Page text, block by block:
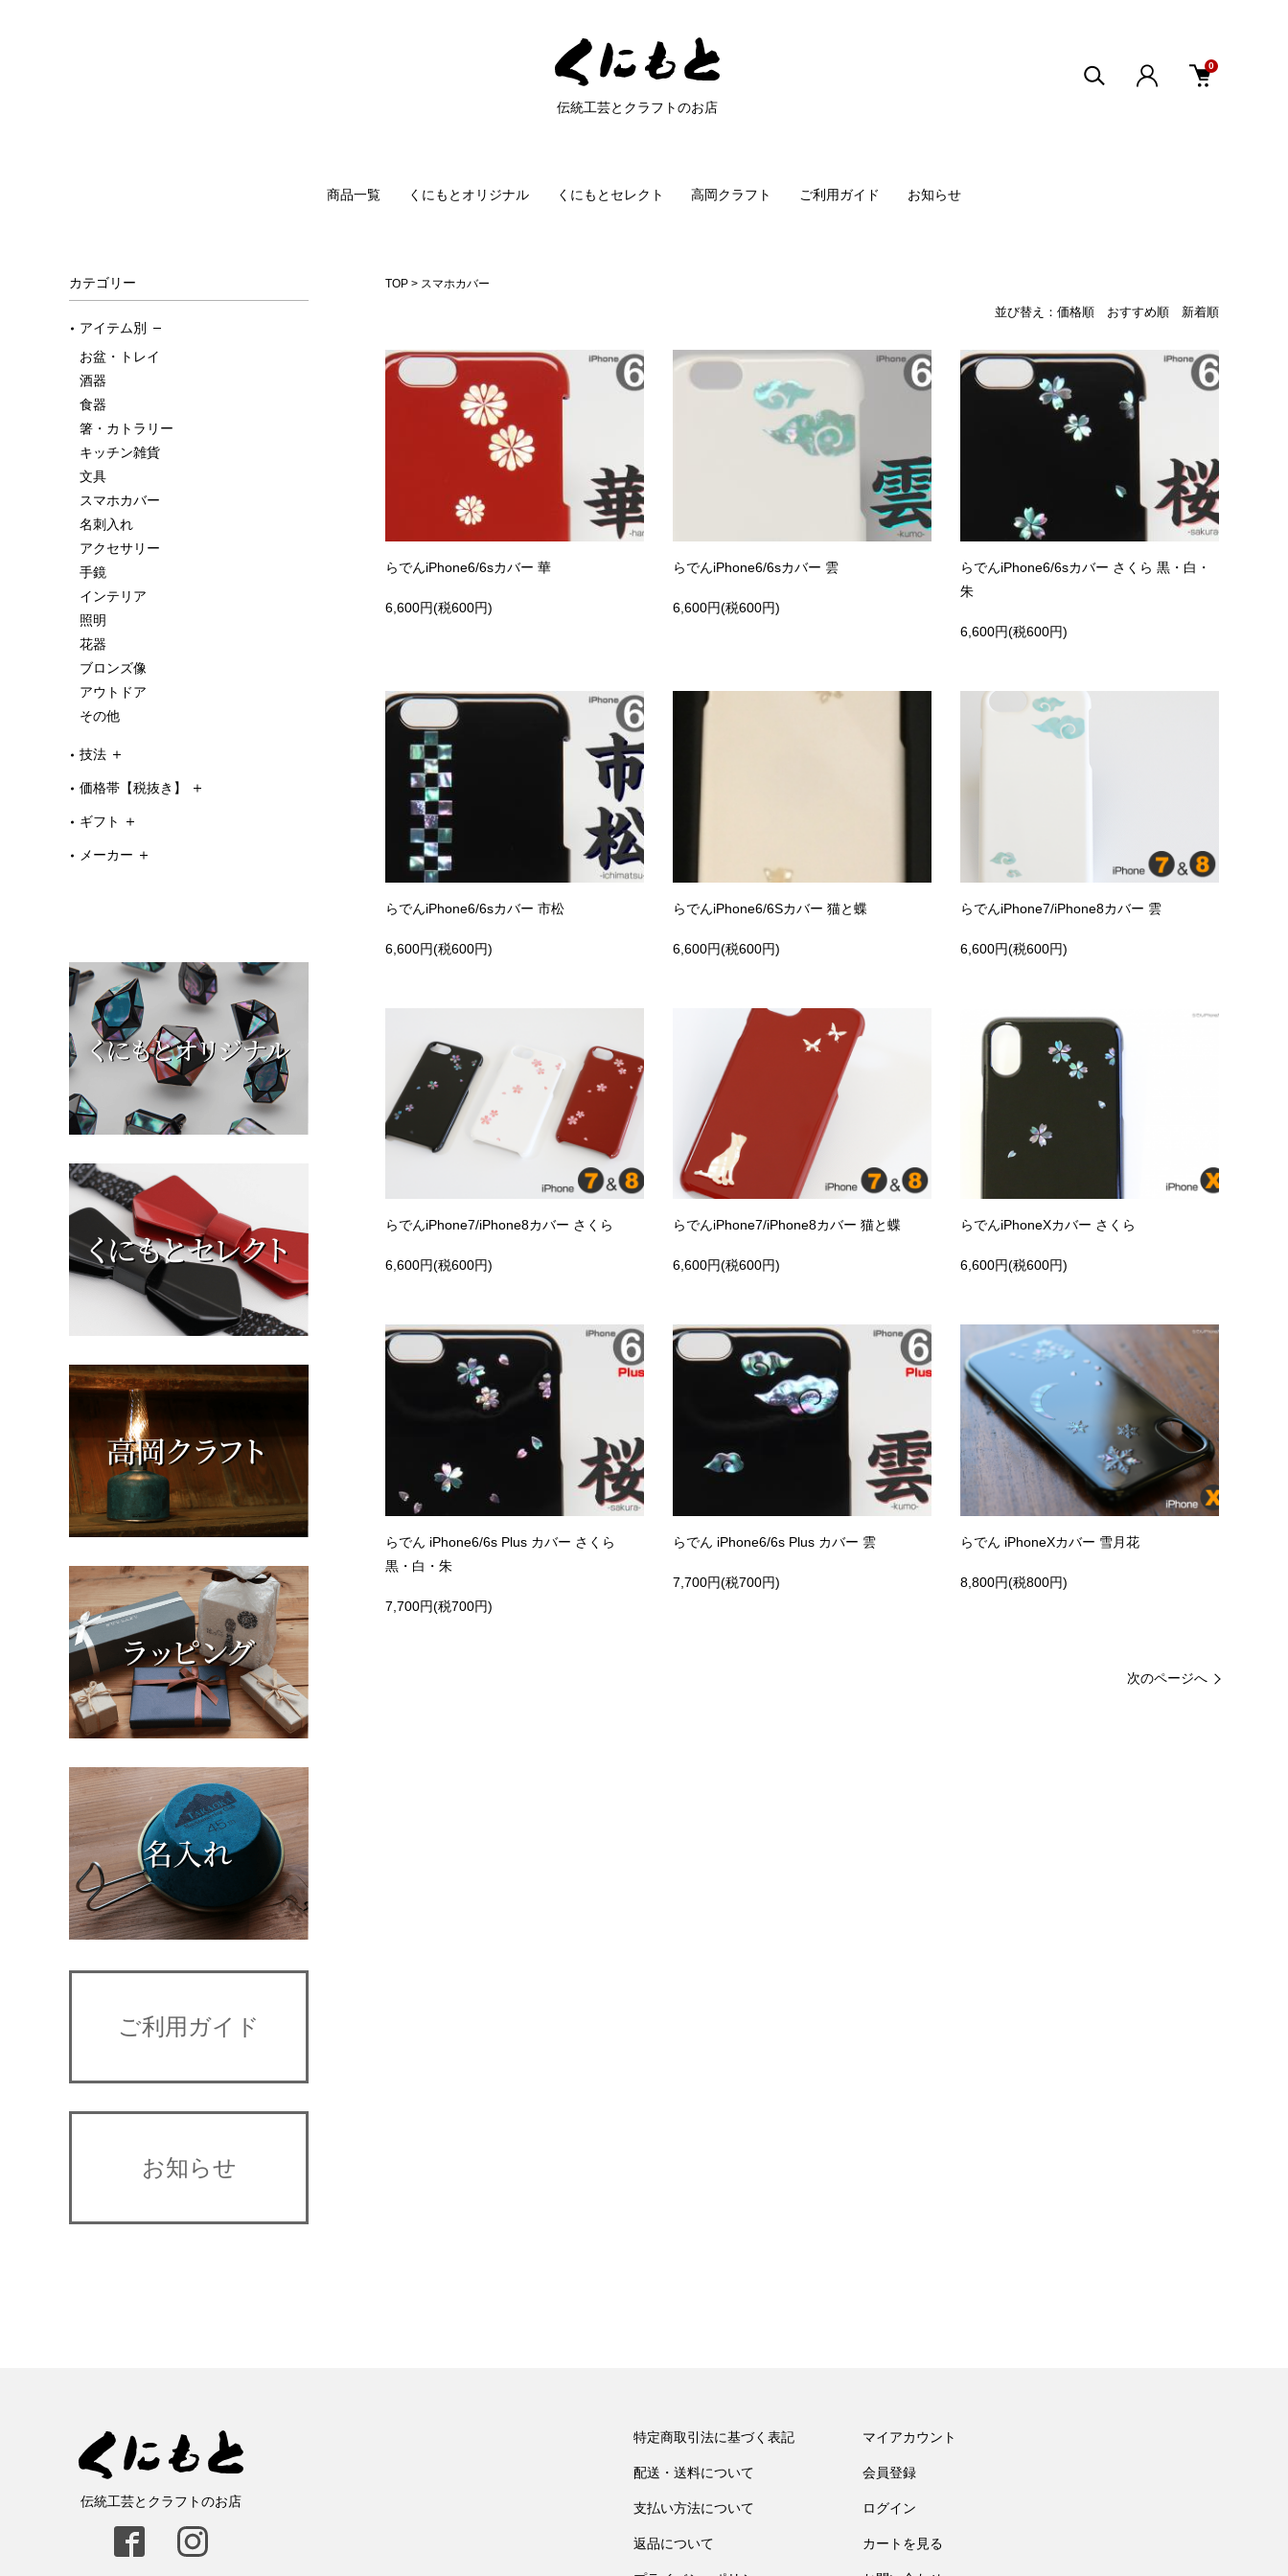
伝統工芸とクラフトのお店
0
商品一覧 くにもとオリジナル くにもとセレクト 高岡クラフト ご利用ガイド お知らせ
TOP スマホカバー
並び替え： 価格順 おすすめ順 新着順
らでんiPhone6/6sカバー 華
6,600円(税600円)
らでんiPhone6/6sカバー 雲
6,600円(税600円)
らでんiPhone6/6sカバー さくら 黒・白・
朱
6,600円(税600円)
らでんiPhone6/6sカバー 市松
6,600円(税600円)
らでんiPhone6/6Sカバー 猫と蝶
6,600円(税600円)
らでんiPhone7/iPhone8カバー 雲
6,600円(税600円)
らでんiPhone7/iPhone8カバー さくら
6,600円(税600円)
らでんiPhone7/iPhone8カバー 猫と蝶
6,600円(税600円)
らでんiPhoneXカバー さくら
6,600円(税600円)
らでん iPhone6/6s Plus カバー さくら
黒・白・朱
7,700円(税700円)
らでん iPhone6/6s Plus カバー 雲
7,700円(税700円)
らでん iPhoneXカバー 雪月花
8,800円(税800円)
次のページへ
カテゴリー
アイテム別
お盆・トレイ
酒器
食器
箸・カトラリー
キッチン雑貨
文具
スマホカバー
名刺入れ
アクセサリー
手鏡
インテリア
照明
花器
ブロンズ像
アウトドア
その他
技法
価格帯【税抜き】
ギフト
メーカー
ご利用ガイド
お知らせ
伝統工芸とクラフトのお店
特定商取引法に基づく表記
配送・送料について
支払い方法について
返品について
マイアカウント
会員登録
ログイン
カートを見る